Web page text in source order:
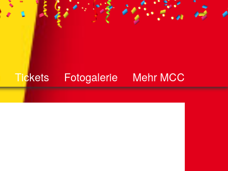
Tickets Fotogalerie Mehr MCC